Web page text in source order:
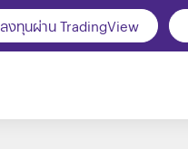
ลงทุนผ่าน TradingView